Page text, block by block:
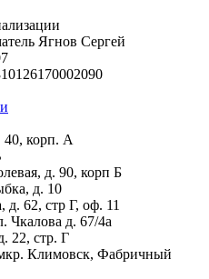
Ягнов Сергей
40, корп. А
д. 90, корп Б
д. 10
д. 62, стр Г, оф. 11
Чкалова д. 67/4а
22, стр. Г
Климовск, Фабричный